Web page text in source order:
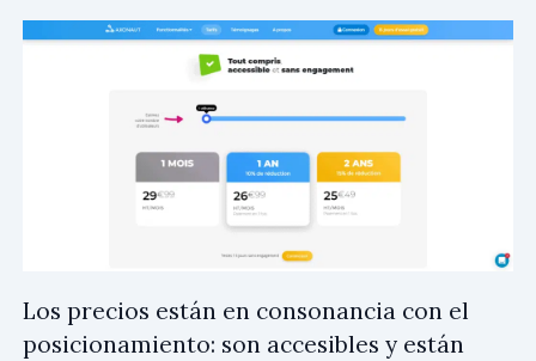
Los precios están en consonancia con el
posicionamiento: son accesibles y están